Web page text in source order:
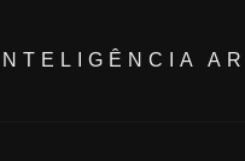
INTELIGÊNCIA